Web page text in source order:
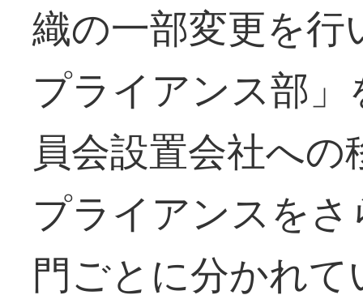
織の一部変更を
プライアンス部
員会設置会社へ
プライアンスを
門ごとに分かれ